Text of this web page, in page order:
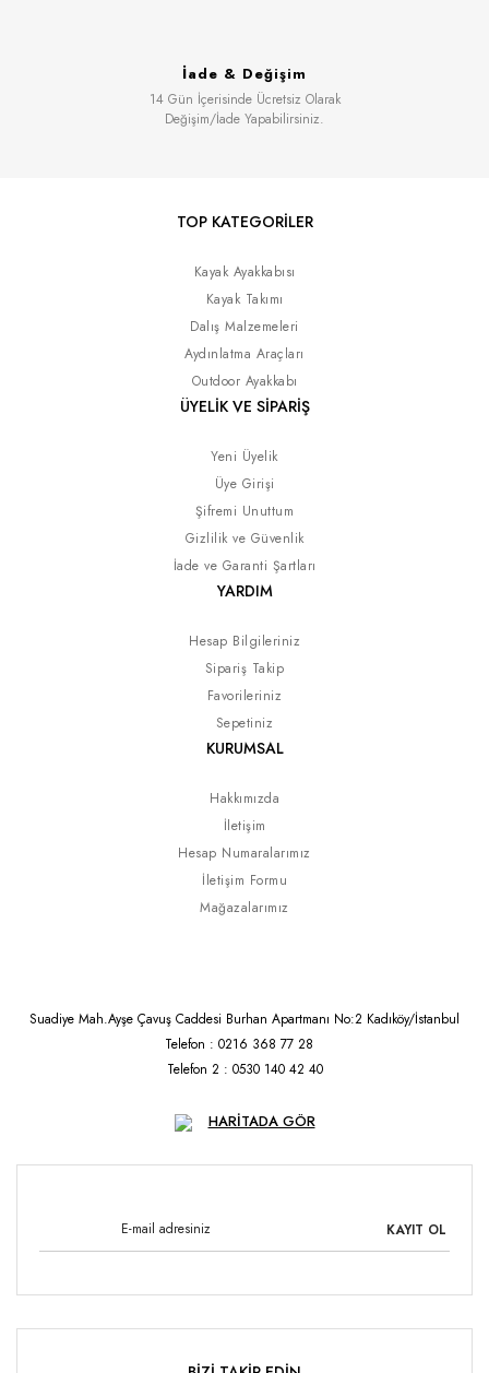
İade & Değişim
14 Gün İçerisinde Ücretsiz Olarak
Değişim/İade Yapabilirsiniz.
TOP KATEGORİLER
Kayak Ayakkabısı
Kayak Takımı
Dalış Malzemeleri
Aydınlatma Araçları
Outdoor Ayakkabı
ÜYELİK VE SİPARİŞ
Yeni Üyelik
Üye Girişi
Şifremi Unuttum
Gizlilik ve Güvenlik
İade ve Garanti Şartları
YARDIM
Hesap Bilgileriniz
Sipariş Takip
Favorileriniz
Sepetiniz
KURUMSAL
Hakkımızda
İletişim
Hesap Numaralarımız
İletişim Formu
Mağazalarımız
Suadiye Mah.Ayşe Çavuş Caddesi Burhan Apartmanı No:2 Kadıköy/İstanbul
Telefon : 0216 368 77 28
Telefon 2 : 0530 140 42 40
HARİTADA GÖR
KAYIT OL